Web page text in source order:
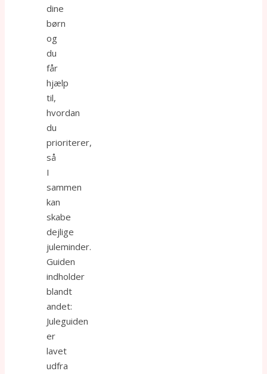
dine
børn
og
du
får
hjælp
til,
hvordan
du
prioriterer,
så
I
sammen
kan
skabe
dejlige
juleminder.
Guiden
indholder
blandt
andet:
Juleguiden
er
lavet
udfra